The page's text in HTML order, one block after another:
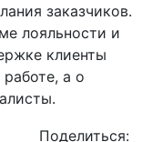
заказчиков.
лояльности и
клиенты
а о
Поделиться: